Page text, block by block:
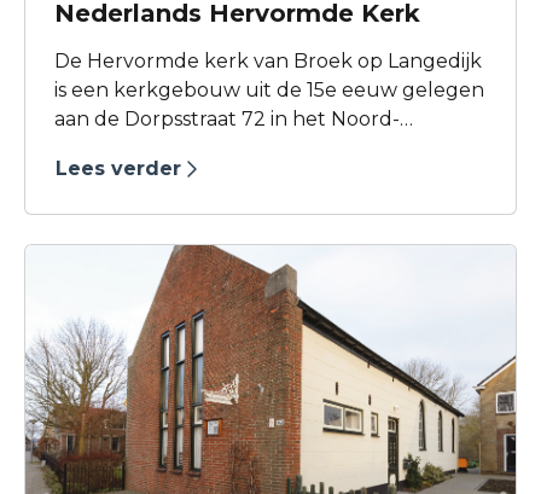
Nederlands Hervormde Kerk
De Hervormde kerk van Broek op Langedijk
is een kerkgebouw uit de 15e eeuw gelegen
aan de Dorpsstraat 72 in het Noord-
kerk is in hoofdzaak gebouwd in de 16de
Lees verder